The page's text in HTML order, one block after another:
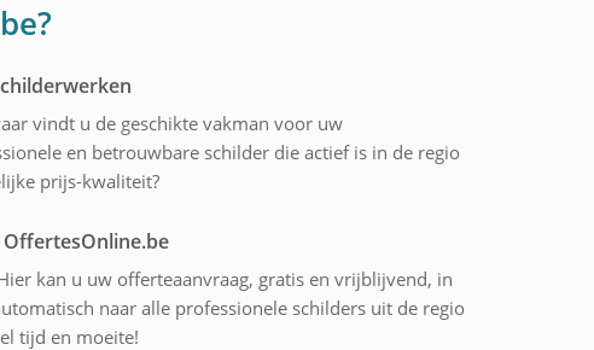
vindt u de geschikte vakman voor uw
en betrouwbare schilder die actief is in de regio
prijs-kwaliteit?
kan u uw offerteaanvraag, gratis en vrijblijvend, in
naar alle professionele schilders uit de regio
tijd en moeite!